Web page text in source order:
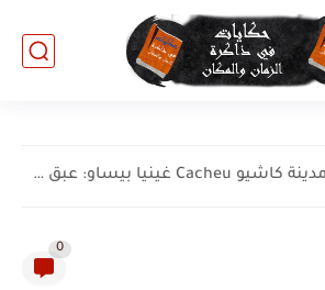
مدينة كاشيو Cacheu غينيا بيساو: عبق التاريخ الساحلي وتراث...
0